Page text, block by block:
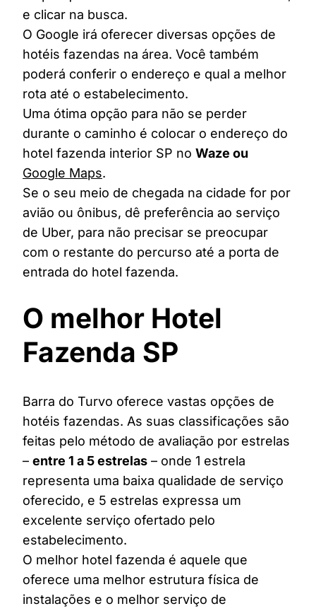
e clicar na busca.
O Google irá oferecer diversas opções de
hotéis fazendas na área. Você também
poderá conferir o endereço e qual a melhor
rota até o estabelecimento.
Uma ótima opção para não se perder
durante o caminho é colocar o endereço do
hotel fazenda interior SP no Waze ou
Google Maps.
Se o seu meio de chegada na cidade for por
avião ou ônibus, dê preferência ao serviço
de Uber, para não precisar se preocupar
com o restante do percurso até a porta de
entrada do hotel fazenda.
O melhor Hotel
Fazenda SP
Barra do Turvo oferece vastas opções de
hotéis fazendas. As suas classificações são
feitas pelo método de avaliação por estrelas
– entre 1 a 5 estrelas – onde 1 estrela
representa uma baixa qualidade de serviço
oferecido, e 5 estrelas expressa um
excelente serviço ofertado pelo
estabelecimento.
O melhor hotel fazenda é aquele que
oferece uma melhor estrutura física de
instalações e o melhor serviço de